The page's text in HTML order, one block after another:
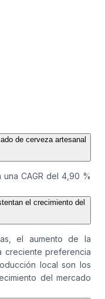
de cerveza artesanal
CAGR del 4,90 %
el crecimiento del
el aumento de la
creciente preferencia
local son los
del mercado